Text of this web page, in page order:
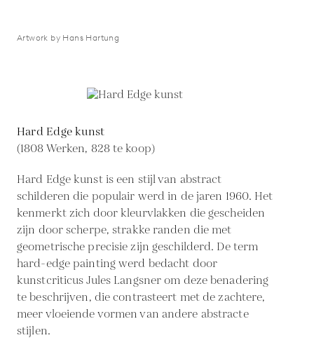
Artwork by Hans Hartung
Hard Edge kunst
(1808 Werken, 828 te koop)
Hard Edge kunst is een stijl van abstract
schilderen die populair werd in de jaren 1960. Het
kenmerkt zich door kleurvlakken die gescheiden
zijn door scherpe, strakke randen die met
geometrische precisie zijn geschilderd. De term
hard-edge painting werd bedacht door
kunstcriticus Jules Langsner om deze benadering
te beschrijven, die contrasteert met de zachtere,
meer vloeiende vormen van andere abstracte
stijlen.